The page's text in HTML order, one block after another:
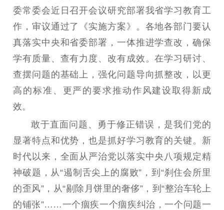
工作动态
理论武装
理论学习 宣传宣讲 研究阐释
哲学社科
社科强省
江苏文脉
资料下载
新闻宣传
主题宣传 对外宣传
新闻发布
记者之家
品牌栏目
委常委会近日召开会议研究部署我省学习教育工
作，审议通过了《实施方案》。各地各部门要认
真落实中央和省委部署，一体推进学查改，确保
学有质量、查有力度、改有成效。在学习研讨、
查摆问题的基础上，强化问题导向抓整改，以更
高的标准、更严的要求推动作风建设取得新成
效。
敢于直面问题、勇于修正错误，是我们党的
显著特点和优势，也是抓好学习教育的关键。新
时代以来，全面从严治党以落实中央八项规定精
神破题，从“遏制舌尖上的腐败”，到“刹住会所里
的歪风”，从“剔除月饼里的奢侈”，到“整治车轮上
的铺张”……一个痼疾一个痼疾纠治，一个问题一